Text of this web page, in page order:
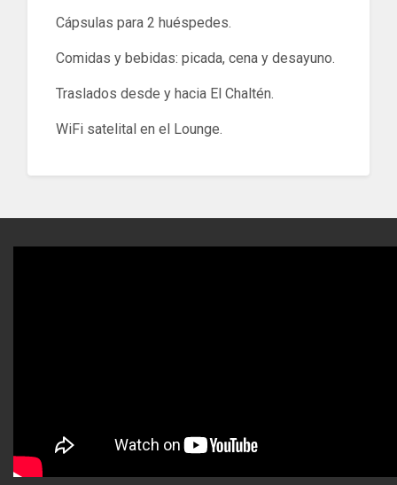
Cápsulas para 2 huéspedes.
Comidas y bebidas: picada, cena y desayuno.
Traslados desde y hacia El Chaltén.
WiFi satelital en el Lounge.